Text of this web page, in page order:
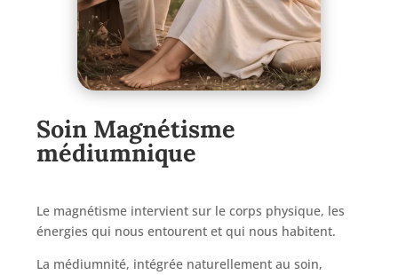
Soin Magnétisme
médiumnique
Le magnétisme intervient sur le corps physique, les
énergies qui nous entourent et qui nous habitent.
La médiumnité, intégrée naturellement au soin,